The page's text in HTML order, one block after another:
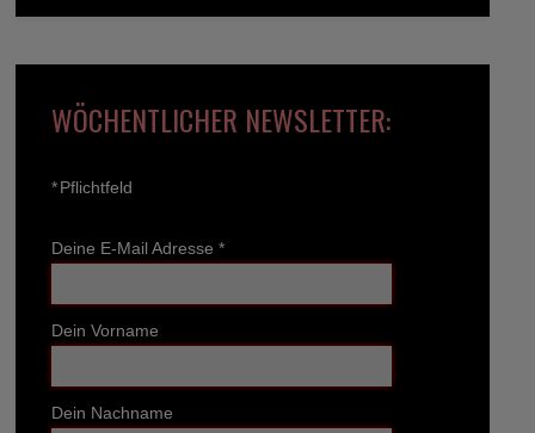
WÖCHENTLICHER NEWSLETTER:
*Pflichtfeld
Deine E-Mail Adresse *
Dein Vorname
Dein Nachname